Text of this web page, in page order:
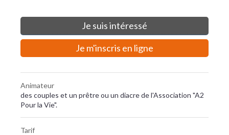
Je suis intéressé
Je m'inscris en ligne
Animateur
des couples et un prêtre ou un diacre de l'Association "A2
Pour la Vie".
Tarif